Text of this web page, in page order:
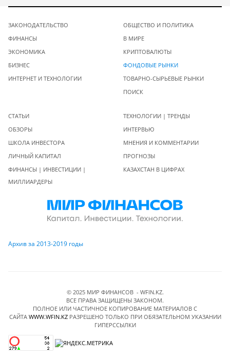
ЗАКОНОДАТЕЛЬСТВО
ФИНАНСЫ
ЭКОНОМИКА
БИЗНЕС
ИНТЕРНЕТ И ТЕХНОЛОГИИ
ОБЩЕСТВО И ПОЛИТИКА
В МИРЕ
КРИПТОВАЛЮТЫ
ФОНДОВЫЕ РЫНКИ
ТОВАРНО-СЫРЬЕВЫЕ РЫНКИ
ПОИСК
СТАТЬИ
ОБЗОРЫ
ШКОЛА ИНВЕСТОРА
ЛИЧНЫЙ КАПИТАЛ
ФИНАНСЫ | ИНВЕСТИЦИИ |
МИЛЛИАРДЕРЫ
ТЕХНОЛОГИИ | ТРЕНДЫ
ИНТЕРВЬЮ
МНЕНИЯ И КОММЕНТАРИИ
ПРОГНОЗЫ
КАЗАХСТАН В ЦИФРАХ
Архив за 2013-2019 годы
© 2025 МИР ФИНАНСОВ - WFIN.KZ.
ВСЕ ПРАВА ЗАЩИЩЕНЫ ЗАКОНОМ.
ПОЛНОЕ ИЛИ ЧАСТИЧНОЕ КОПИРОВАНИЕ МАТЕРИАЛОВ C
САЙТА WWW.WFIN.KZРАЗРЕШЕНО ТОЛЬКО ПРИ ОБЯЗАТЕЛЬНОМ УКАЗАНИИ
ГИПЕРССЫЛКИ